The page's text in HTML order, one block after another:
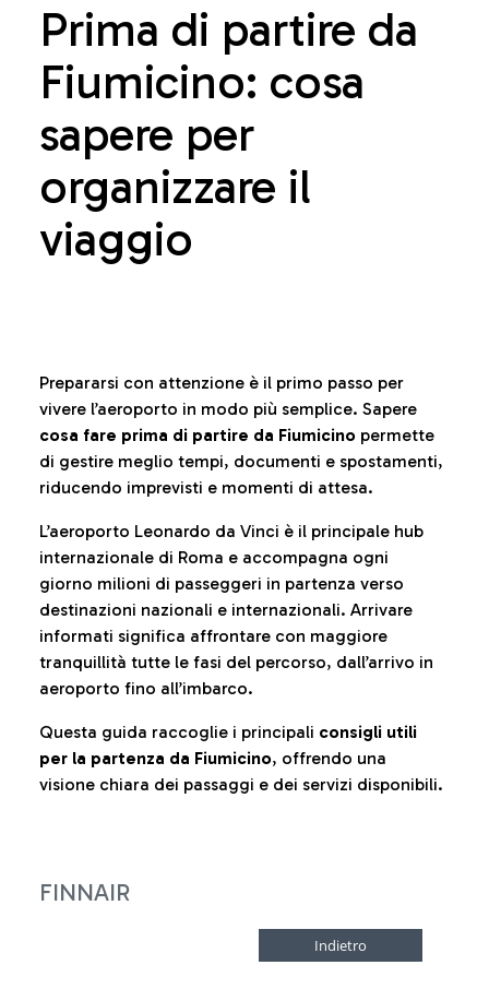
Prima di partire da
Fiumicino: cosa
sapere per
organizzare il
viaggio
Prepararsi con attenzione è il primo passo per
vivere l’aeroporto in modo più semplice. Sapere
cosa fare prima di partire da Fiumicino permette
di gestire meglio tempi, documenti e spostamenti,
riducendo imprevisti e momenti di attesa.
L’aeroporto Leonardo da Vinci è il principale hub
internazionale di Roma e accompagna ogni
giorno milioni di passeggeri in partenza verso
destinazioni nazionali e internazionali. Arrivare
informati significa affrontare con maggiore
tranquillità tutte le fasi del percorso, dall’arrivo in
aeroporto fino all’imbarco.
Questa guida raccoglie i principali consigli utili
per la partenza da Fiumicino, offrendo una
visione chiara dei passaggi e dei servizi disponibili.
FINNAIR